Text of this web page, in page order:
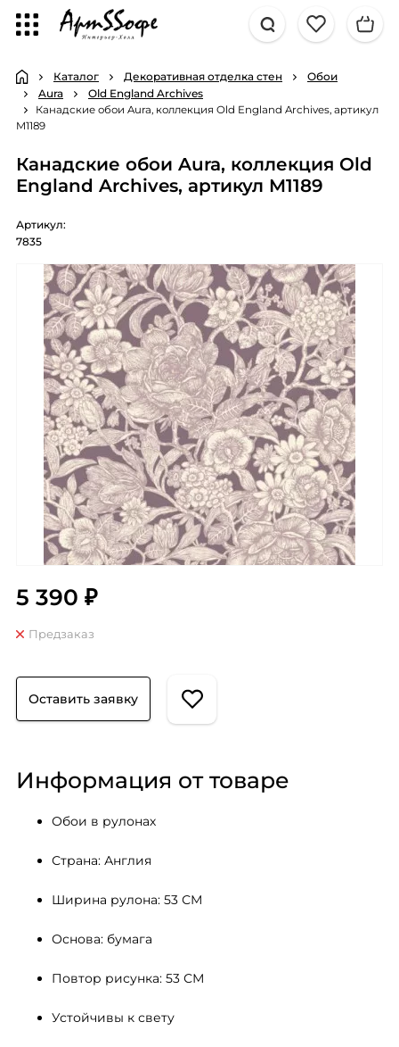
Каталог Декоративная отделка стен
Обои
Aura
Old England Archives
Канадские обои Aura, коллекция Old England Archives, артикул
M1189
Канадские обои Aura, коллекция Old
England Archives, артикул M1189
Артикул:
7835
5 390 ₽
Предзаказ
Оставить заявку
Информация от товаре
Обои в рулонах
Страна: Англия
Ширина рулона: 53 СМ
Основа: бумага
Повтор рисунка: 53 СМ
Устойчивы к свету